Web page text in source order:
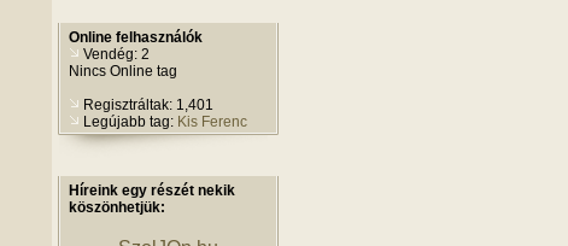
Online felhasználók
Vendég: 2
Nincs Online tag
Regisztráltak: 1,401
Legújabb tag: Kis Ferenc
Híreink egy részét nekik
köszönhetjük: